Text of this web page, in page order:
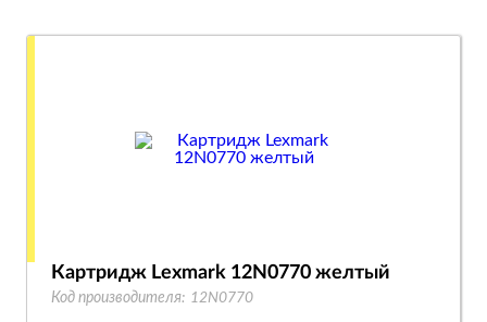
Картридж Lexmark 12N0770 желтый
Код производителя: 12N0770